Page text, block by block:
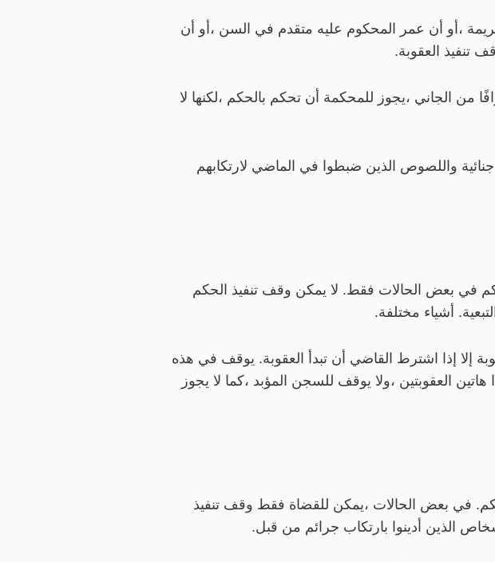
،أو أن عمر المحكوم عليه متقدم في السن ،أو أن
تنفيذ العقوبة.
من الجاني ،يجوز للمحكمة أن تحكم بالحكم ،لكنها لا
واللصوص الذين ضبطوا في الماضي لارتكابهم
في بعض الحالات فقط. لا يمكن وقف تنفيذ الحكم
أشياء مختلفة.
إلا إذا اشترط القاضي أن تبدأ العقوبة. يوقف في هذه
العقوبتين ،ولا يوقف للسجن المؤبد ،كما لا يجوز
في بعض الحالات ،يمكن للقضاة فقط وقف تنفيذ
الذين أدينوا بارتكاب جرائم من قبل.